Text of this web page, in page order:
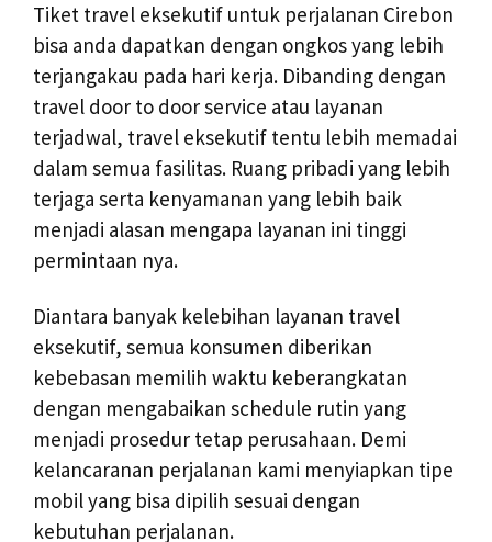
Tiket travel eksekutif untuk perjalanan Cirebon
bisa anda dapatkan dengan ongkos yang lebih
terjangakau pada hari kerja. Dibanding dengan
travel door to door service atau layanan
terjadwal, travel eksekutif tentu lebih memadai
dalam semua fasilitas. Ruang pribadi yang lebih
terjaga serta kenyamanan yang lebih baik
menjadi alasan mengapa layanan ini tinggi
permintaan nya.
Diantara banyak kelebihan layanan travel
eksekutif, semua konsumen diberikan
kebebasan memilih waktu keberangkatan
dengan mengabaikan schedule rutin yang
menjadi prosedur tetap perusahaan. Demi
kelancaranan perjalanan kami menyiapkan tipe
mobil yang bisa dipilih sesuai dengan
kebutuhan perjalanan.